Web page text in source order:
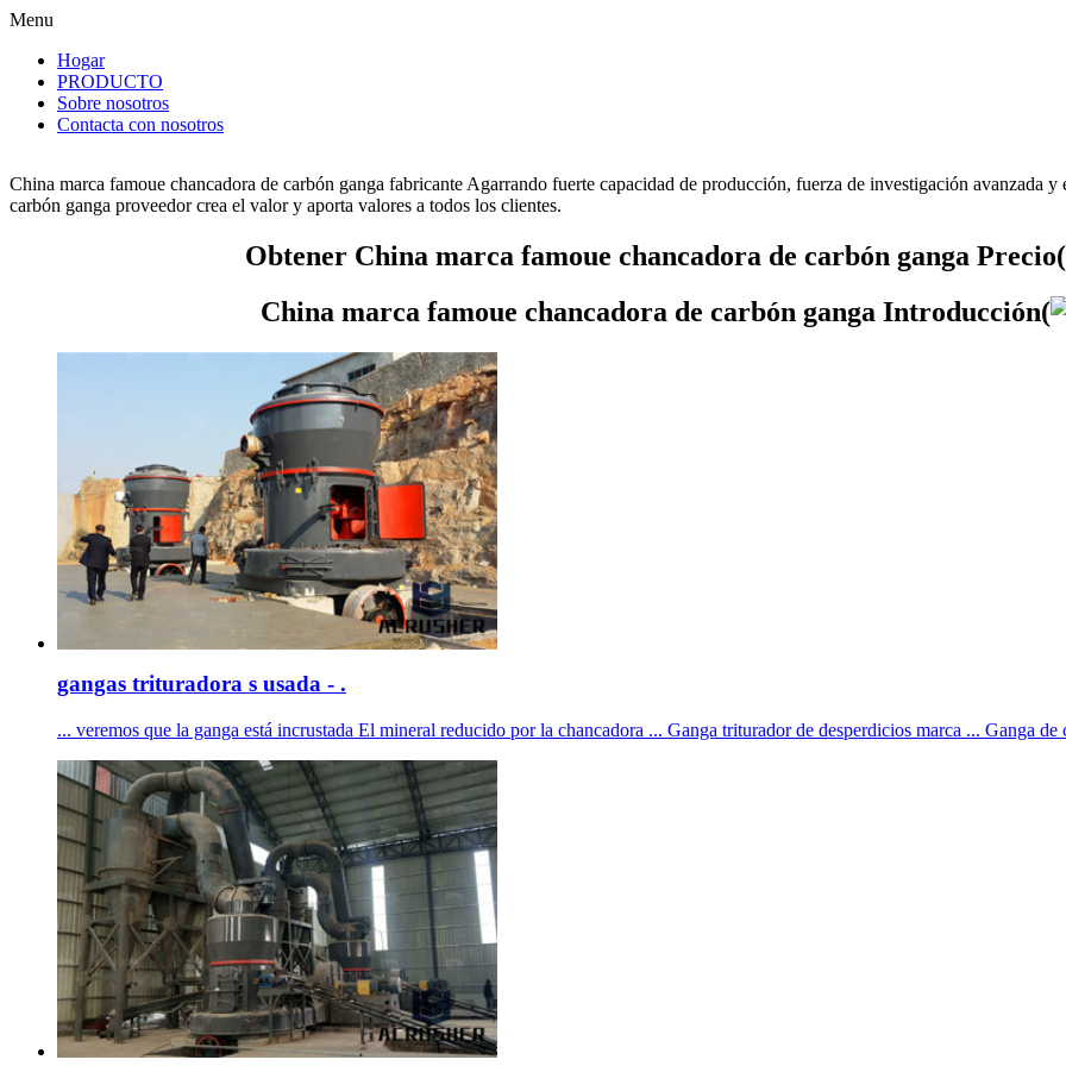
Menu
Hogar
PRODUCTO
Sobre nosotros
Contacta con nosotros
China marca famoue chancadora de carbón ganga fabricante Agarrando fuerte capacidad de producción, fuerza de investigación avanzada
carbón ganga proveedor crea el valor y aporta valores a todos los clientes.
Obtener China marca famoue chancadora de carbón ganga Precio(
China marca famoue chancadora de carbón ganga Introducción(
gangas trituradora s usada - .
... veremos que la ganga está incrustada El mineral reducido por la chancadora ... Ganga triturador de desperdicios marca ... Ganga de